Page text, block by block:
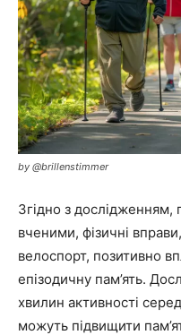
by @brillenstimmer
Згідно з
вченими, фізичні
велоспорт, позитивно
епізодичну пам’ять.
хвилин активності
можуть підвищити